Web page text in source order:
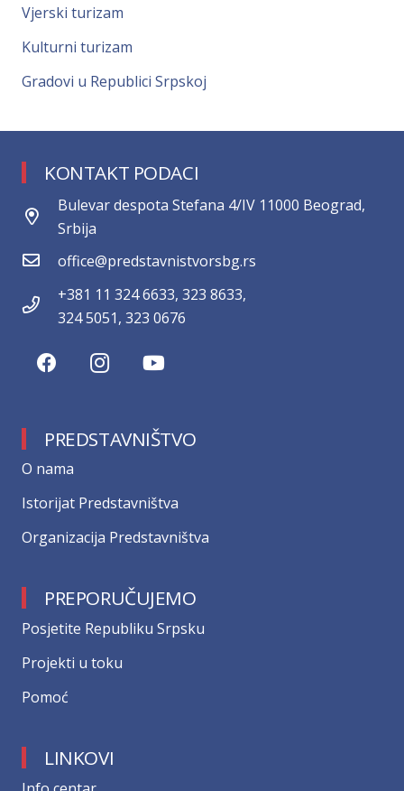
Vjerski turizam
Kulturni turizam
Gradovi u Republici Srpskoj
KONTAKT PODACI
Bulevar despota Stefana 4/IV 11000 Beograd,
Srbija
office@predstavnistvorsbg.rs
+381 11 324 6633, 323 8633,
324 5051, 323 0676
PREDSTAVNIŠTVO
О nama
Istorijat Predstavništva
Organizacija Predstavništva
PREPORUČUJEMO
Posjetite Republiku Srpsku
Projekti u toku
Pomoć
LINKOVI